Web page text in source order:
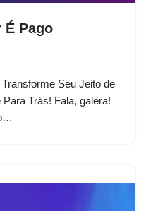
É Pago
Seu Jeito de
Trás! Fala, galera!